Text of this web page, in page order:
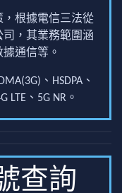
，根據電信三法從
，其業務範圍涵
通信等。
、HSDPA、
LTE、5G NR。
查詢